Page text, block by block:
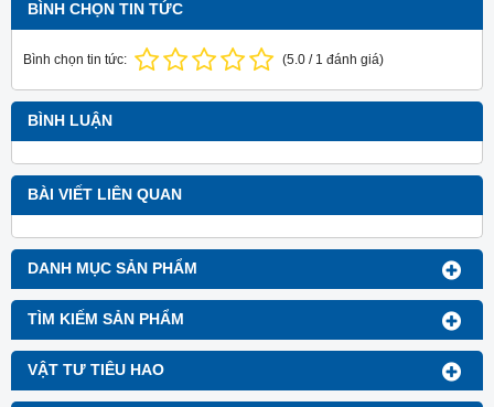
DANH MỤC SẢN PHẨM
TÌM KIẾM SẢN PHẨM
VẬT TƯ TIÊU HAO
BÌNH CHỌN TIN TỨC
Bình chọn tin tức: (5.0 / 1 đánh giá)
BÌNH LUẬN
BÀI VIẾT LIÊN QUAN